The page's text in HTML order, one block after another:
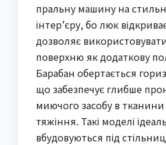
пральну машину на
інтер’єру, бо люк
дозволяє
поверхню як додаткову
Барабан обертається
що забезпечує глибше
миючого засобу в тканини
тяжіння. Такі моделі
вбудовуються під